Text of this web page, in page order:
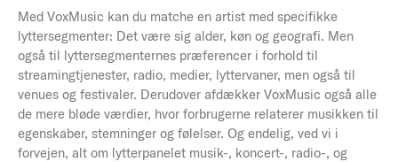
Med VoxMusic kan du matche en artist med specifikke
lyttersegmenter: Det være sig alder, køn og geografi. Men
også til lyttersegmenternes præferencer i forhold til
streamingtjenester, radio, medier, lyttervaner, men også til
venues og festivaler. Derudover afdækker VoxMusic også alle
de mere bløde værdier, hvor forbrugerne relaterer musikken til
egenskaber, stemninger og følelser. Og endelig, ved vi i
forvejen, alt om lytterpanelet musik-, koncert-, radio-, og